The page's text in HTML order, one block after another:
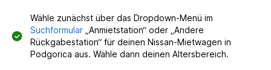
Wähle zunächst über das Dropdown-Menü im
Suchformular „Anmietstation“ oder „Andere
Rückgabestation“ für deinen Nissan-Mietwagen in
Podgorica aus. Wähle dann deinen Altersbereich.